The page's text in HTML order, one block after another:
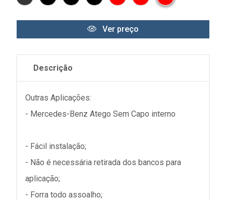
Ver preço
Descrição
Outras Aplicações:
- Mercedes-Benz Atego Sem Capo interno
- Fácil instalação;
- Não é necessária retirada dos bancos para
aplicação;
- Forra todo assoalho;